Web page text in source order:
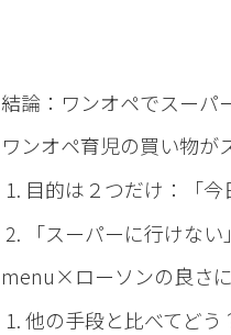
結論：ワンオペでスー
ワンオペ育児の買い物が
目的は２つだけ：「
「スーパーに行けな
menu×ローソンの良さ
他の手段と比べてど